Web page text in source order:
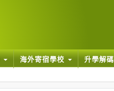
海外寄宿學校 升學解碼